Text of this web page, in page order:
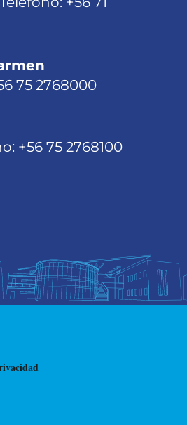
75 2768000
+56 75 2768100